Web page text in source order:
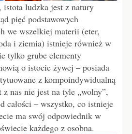
istota ludzka jest z natury
pięć podstawowych
we wszelkiej materii (eter,
i ziemia) istnieje również w
tylko grube elementy
o istocie żywej – posiada
z kompoindywidualną
nas nie jest na tyle „wolny”,
całości – wszystko, co istnieje
ma swój odpowiednik w
każdego z osobna.